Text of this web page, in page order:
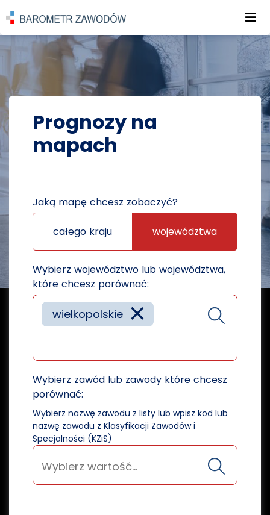
POWRÓT DO STRONY GŁÓWNEJ
PROGNOZY PROGNOZY NA MAPACH
Prognozy na
mapach
Jaką mapę chcesz zobaczyć?
całego kraju województwa
Wybierz województwo lub województwa,
które chcesz porównać:
×
wielkopolskie
Wybierz zawód lub zawody które chcesz
porównać:
Wybierz nazwę zawodu z listy lub wpisz kod lub
nazwę zawodu z Klasyfikacji Zawodów i
Specjalności (KZiS)